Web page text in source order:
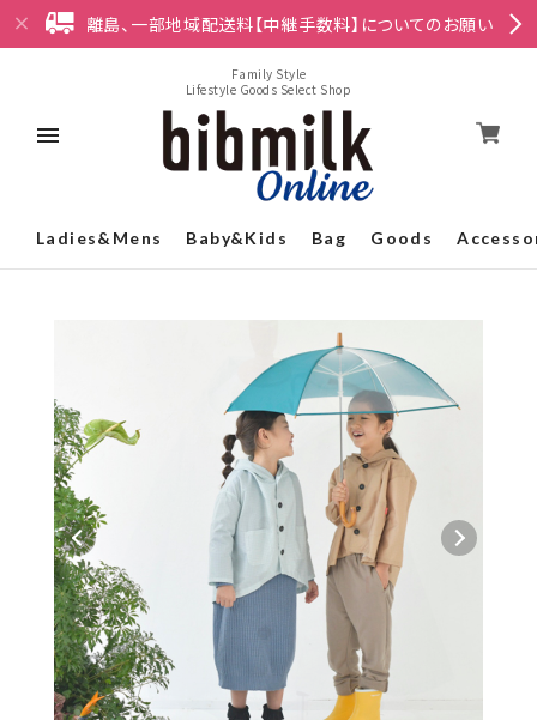
離島、一部地域配送料【中継手数料】についてのお願い
Family Style
Lifestyle Goods Select Shop
Ladies&Mens Baby&Kids Bag Goods